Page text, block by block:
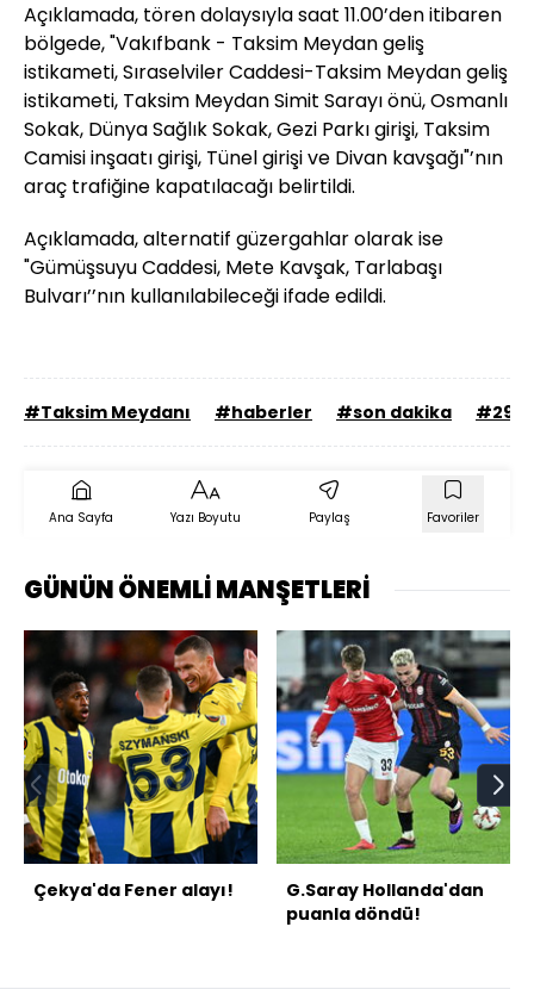
Açıklamada, tören dolaysıyla saat 11.00’den itibaren
bölgede, "Vakıfbank - Taksim Meydan geliş
istikameti, Sıraselviler Caddesi-Taksim Meydan geliş
istikameti, Taksim Meydan Simit Sarayı önü, Osmanlı
Sokak, Dünya Sağlık Sokak, Gezi Parkı girişi, Taksim
Camisi inşaatı girişi, Tünel girişi ve Divan kavşağı"’nın
araç trafiğine kapatılacağı belirtildi.
Açıklamada, alternatif güzergahlar olarak ise
"Gümüşsuyu Caddesi, Mete Kavşak, Tarlabaşı
Bulvarı’’nın kullanılabileceği ifade edildi.
#Taksim Meydanı #haberler #son dakika #29
Ana Sayfa Yazı Boyutu Paylaş Favoriler
GÜNÜN ÖNEMLİ MANŞETLERİ
Çekya'da Fener alayı!
G.Saray Hollanda'dan
puanla döndü!